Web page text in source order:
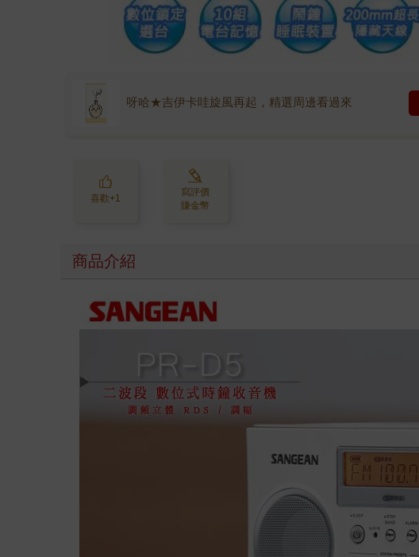
呀哈★吉伊卡哇旋風再起，精選周邊看過來
喜歡+1
寫評價
賺金幣
商品介紹